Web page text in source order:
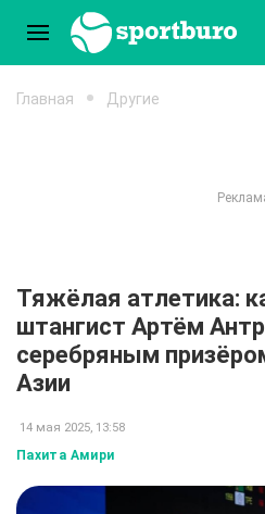
Главная Другие
Тяжёлая атлетика:
штангист Артём
серебряным
Азии
14 мая 2025, 13:58
Пахита Амири